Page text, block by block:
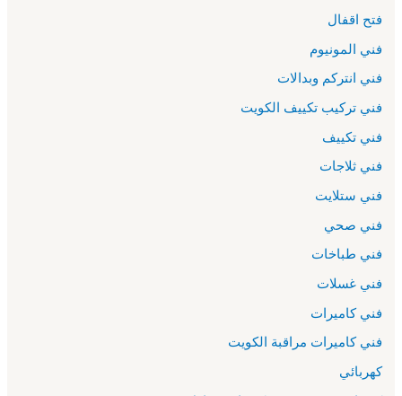
فتح اقفال
فني المونيوم
فني انتركم وبدالات
فني تركيب تكييف الكويت
فني تكييف
فني ثلاجات
فني ستلايت
فني صحي
فني طباخات
فني غسلات
فني كاميرات
فني كاميرات مراقبة الكويت
كهربائي